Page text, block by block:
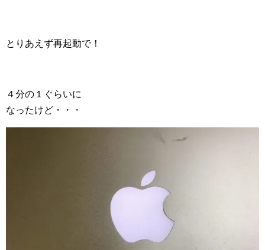
とりあえず再起動で！
４分の１ぐらいに
なったけど・・・